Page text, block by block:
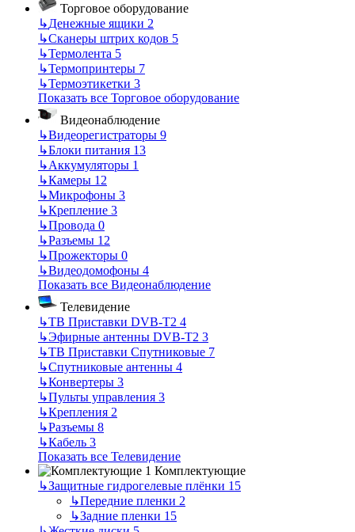
Торговое оборудование
↳Денежные ящики 2
↳Сканеры штрих кодов 5
↳Термолента 5
↳Термопринтеры 7
↳Термоэтикетки 3
Показать все Торговое оборудование
Видеонаблюдение
↳Видеорегистраторы 9
↳Блоки питания 13
↳Аккумуляторы 1
↳Камеры 12
↳Микрофоны 3
↳Крепление 3
↳Провода 0
↳Разъемы 12
↳Прожекторы 0
↳Видеодомофоны 4
Показать все Видеонаблюдение
Телевидение
↳ТВ Приставки DVB-T2 4
↳Эфирные антенны DVB-T2 3
↳ТВ Приставки Спутниковые 7
↳Спутниковые антенны 4
↳Конвертеры 3
↳Пульты управления 3
↳Крепления 2
↳Разъемы 8
↳Кабель 3
Показать все Телевидение
Комплектующие
↳Защитные гидрогелевые плёнки 15
↳Передние пленки 2
↳Задние пленки 15